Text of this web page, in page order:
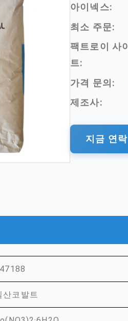
아이넥스:
최소 주문:
팩트로이 사이
트:
가격 문의:
제조사:
지금 연락
산코발트